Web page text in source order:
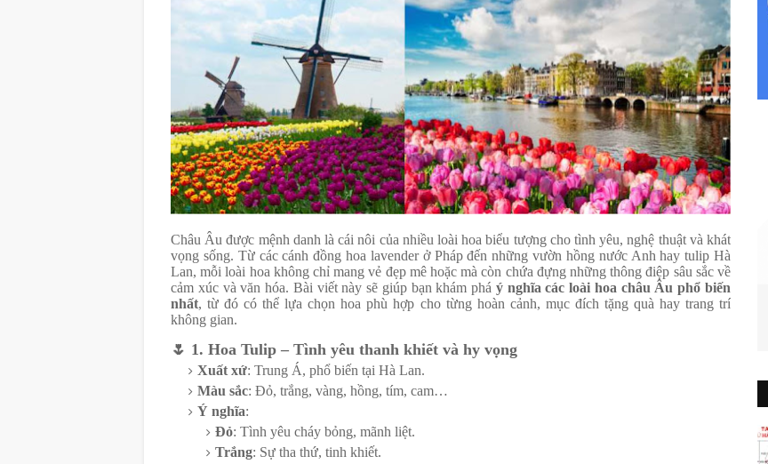
Châu Âu được mệnh danh là cái nôi của nhiều loài hoa biểu tượng cho tình yêu, nghệ thuật và khát
vọng sống. Từ các cánh đồng hoa lavender ở Pháp đến những vườn hồng nước Anh hay tulip Hà
Lan, mỗi loài hoa không chỉ mang vẻ đẹp mê hoặc mà còn chứa đựng những thông điệp sâu sắc về
cảm xúc và văn hóa. Bài viết này sẽ giúp bạn khám phá ý nghĩa các loài hoa châu Âu phổ biến
nhất, từ đó có thể lựa chọn hoa phù hợp cho từng hoàn cảnh, mục đích tặng quà hay trang trí
không gian.
🌷 1. Hoa Tulip – Tình yêu thanh khiết và hy vọng
Xuất xứ: Trung Á, phổ biến tại Hà Lan.
Màu sắc: Đỏ, trắng, vàng, hồng, tím, cam…
Ý nghĩa:
Đỏ: Tình yêu cháy bỏng, mãnh liệt.
Trắng: Sự tha thứ, tinh khiết.